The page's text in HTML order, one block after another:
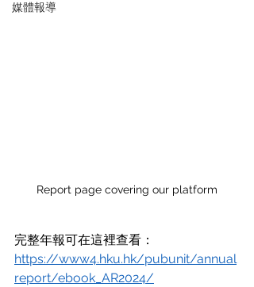
媒體報導
Report page covering our platform
完整年報可在這裡查看：
https://www4.hku.hk/pubunit/annual
report/ebook_AR2024/